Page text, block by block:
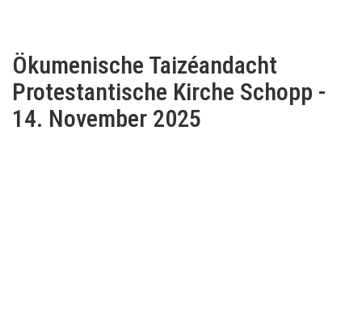
Ökumenische Taizéandacht
Protestantische Kirche Schopp -
14. November 2025